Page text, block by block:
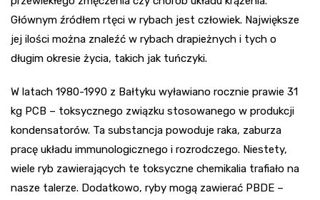
Głównym źródłem rtęci w rybach jest człowiek. Największe
jej ilości można znaleźć w rybach drapieżnych i tych o
długim okresie życia, takich jak tuńczyki.
W latach 1980-1990 z Bałtyku wyławiano rocznie prawie 31
kg PCB – toksycznego związku stosowanego w produkcji
kondensatorów. Ta substancja powoduje raka, zaburza
pracę układu immunologicznego i rozrodczego. Niestety,
wiele ryb zawierających te toksyczne chemikalia trafiało na
nasze talerze. Dodatkowo, ryby mogą zawierać PBDE –